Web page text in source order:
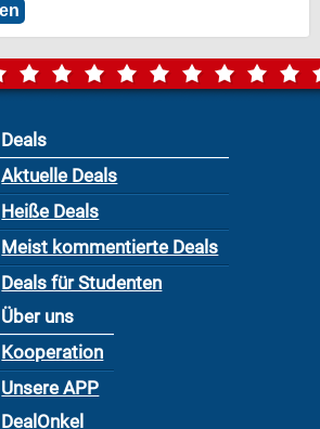
Deals
Aktuelle Deals
Heiße Deals
Meist kommentierte Deals
Deals für Studenten
Über uns
Kooperation
Unsere APP
DealOnkel